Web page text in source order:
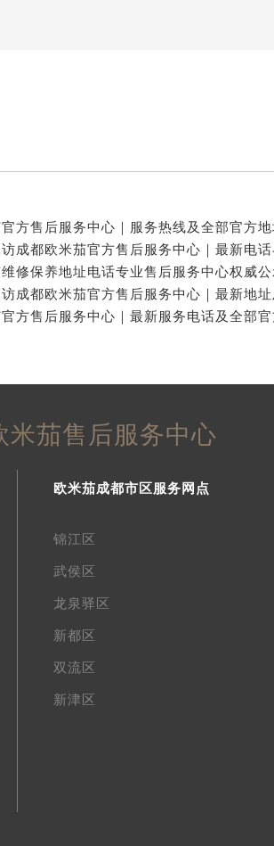
米茄售后服务中心
欧米茄成都市区服务网点
锦江区
武侯区
龙泉驿区
新都区
双流区
新津区